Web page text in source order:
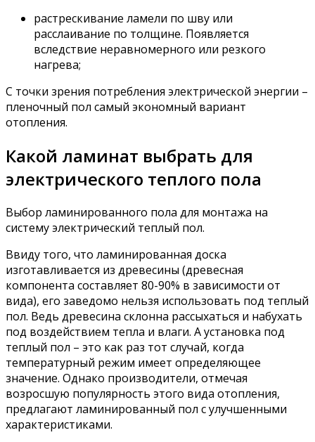
растрескивание ламели по шву или
расслаивание по толщине. Появляется
вследствие неравномерного или резкого
нагрева;
С точки зрения потребления электрической энергии –
пленочный пол самый экономный вариант
отопления.
Какой ламинат выбрать для
электрического теплого пола
Выбор ламинированного пола для монтажа на
систему электрический теплый пол.
Ввиду того, что ламинированная доска
изготавливается из древесины (древесная
компонента составляет 80-90% в зависимости от
вида), его заведомо нельзя использовать под теплый
пол. Ведь древесина склонна рассыхаться и набухать
под воздействием тепла и влаги. А установка под
теплый пол – это как раз тот случай, когда
температурный режим имеет определяющее
значение. Однако производители, отмечая
возросшую популярность этого вида отопления,
предлагают ламинированный пол с улучшенными
характеристиками.